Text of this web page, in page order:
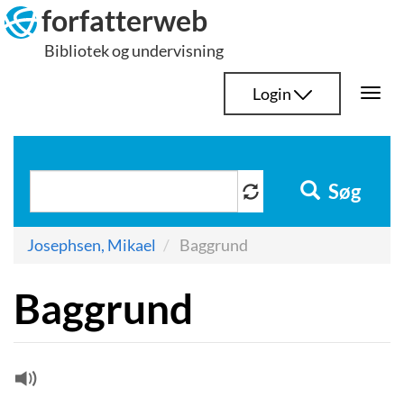
Hop
til
indhold
forfatterweb
Bibliotek og undervisning
Login
Søg
Josephsen, Mikael Baggrund
Baggrund